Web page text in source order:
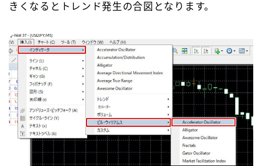
きくなるとトレンド発生の合図となります。